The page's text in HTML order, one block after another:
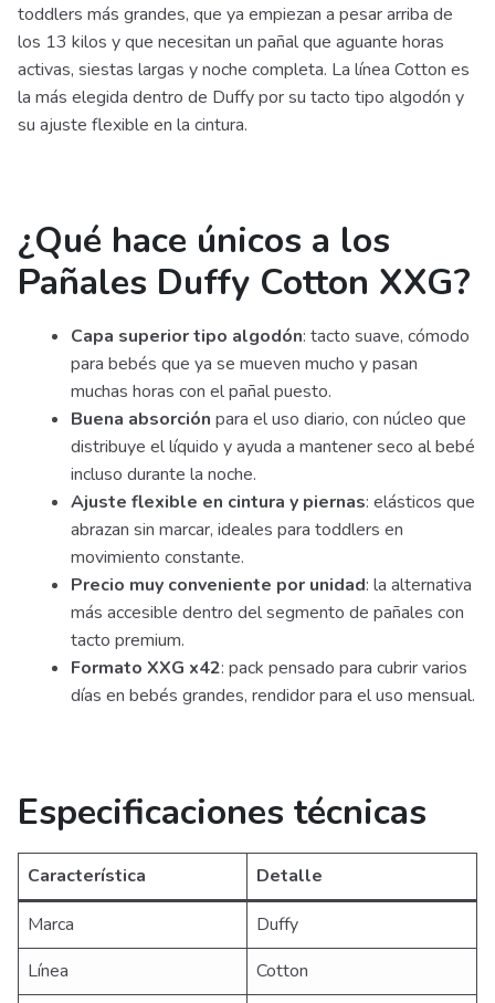
toddlers más grandes, que ya empiezan a pesar arriba de
los 13 kilos y que necesitan un pañal que aguante horas
activas, siestas largas y noche completa. La línea Cotton es
la más elegida dentro de Duffy por su tacto tipo algodón y
su ajuste flexible en la cintura.
¿Qué hace únicos a los
Pañales Duffy Cotton XXG?
Capa superior tipo algodón: tacto suave, cómodo
para bebés que ya se mueven mucho y pasan
muchas horas con el pañal puesto.
Buena absorción para el uso diario, con núcleo que
distribuye el líquido y ayuda a mantener seco al bebé
incluso durante la noche.
Ajuste flexible en cintura y piernas: elásticos que
abrazan sin marcar, ideales para toddlers en
movimiento constante.
Precio muy conveniente por unidad: la alternativa
más accesible dentro del segmento de pañales con
tacto premium.
Formato XXG x42: pack pensado para cubrir varios
días en bebés grandes, rendidor para el uso mensual.
Especificaciones técnicas
Característica
Detalle
Marca
Duffy
Línea
Cotton